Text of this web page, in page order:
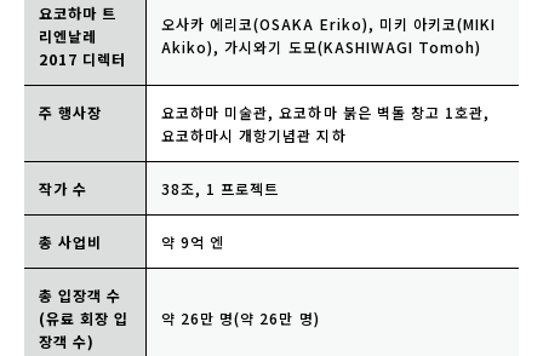
요코하마 트
리엔날레
2017 디렉터
오사카 에리코(OSAKA Eriko), 미키 아키코(MIKI
Akiko), 가시와기 도모(KASHIWAGI Tomoh)
주 행사장
요코하마 미술관, 요코하마 붉은 벽돌 창고 1호관,
요코하마시 개항기념관 지하
작가 수 38조, 1 프로젝트
총 사업비 약 9억 엔
총 입장객 수
(유료 회장 입
장객 수)
약 26만 명(약 26만 명)